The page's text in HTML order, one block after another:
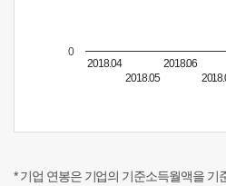
2018.04
2018.05
2018.06
0
* 기업 연봉은 기업의 기준소득월액을 기